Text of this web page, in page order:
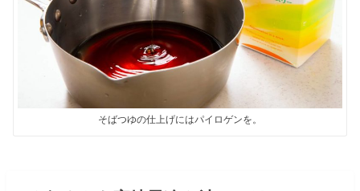
そばつゆの仕上げにはパイロゲンを。